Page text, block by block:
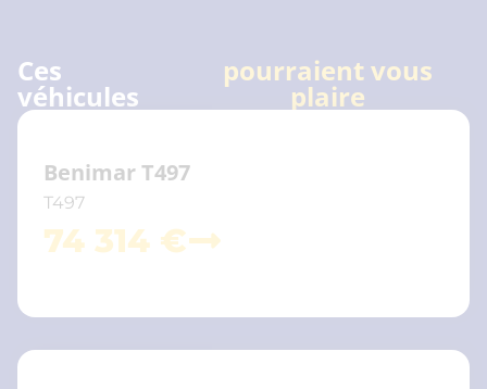
Ces
véhicules
pourraient vous
plaire
Benimar T497
T497
74 314 €